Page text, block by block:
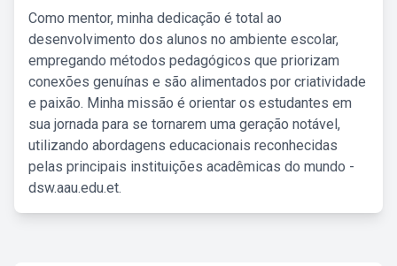
Como mentor, minha dedicação é total ao
desenvolvimento dos alunos no ambiente escolar,
empregando métodos pedagógicos que priorizam
conexões genuínas e são alimentados por criatividade
e paixão. Minha missão é orientar os estudantes em
sua jornada para se tornarem uma geração notável,
utilizando abordagens educacionais reconhecidas
pelas principais instituições acadêmicas do mundo -
dsw.aau.edu.et.